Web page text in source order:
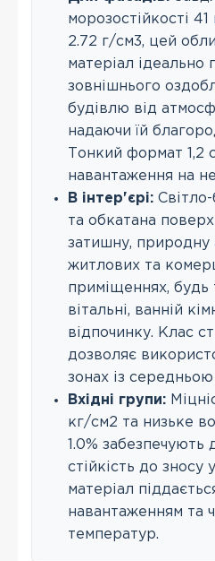
морозостійкості
2.72 г/см3, цей
матеріал ідеально
зовнішнього
будівлю від
надаючи їй
Тонкий формат 1,2
навантаження на
В інтер'єрі:
та обкатана
затишну, природну
житлових та
приміщеннях, будь
вітальні, ванній
відпочинку. Клас
дозволяє
зонах із середньою
Вхідні групи:
кг/см2 та низьке
1.0% забезпечують
стійкість до зносу
матеріал
навантаженням та
температур.